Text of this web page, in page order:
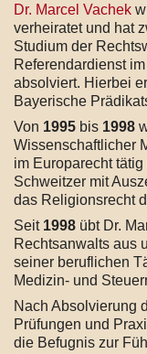
Dr. Marcel Vachek
verheiratet und hat
Studium der
Referendardienst
absolviert. Hierbei
Bayerische
Von 1995 bis 1998
Wissenschaftlicher
im Europarecht
Schweitzer mit
das Religionsrecht
Seit 1998 übt Dr.
Rechtsanwalts aus
seiner beruflichen
Medizin- und
Nach Absolvierung
Prüfungen und
die Befugnis zur